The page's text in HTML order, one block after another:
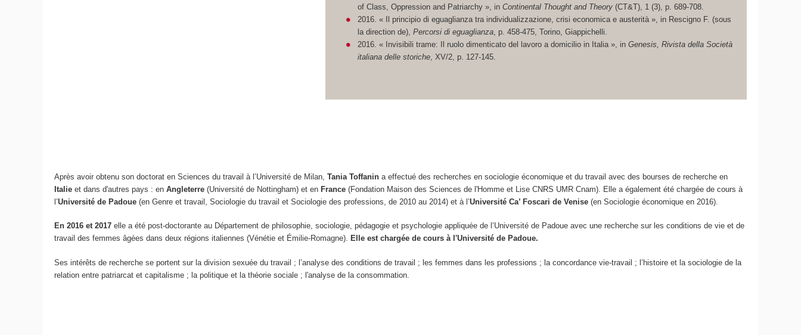
of Class, Oppression and Patriarchy », inContinental Thought and Theory (CT&T), 1 (3), p. 689-708.
2016. « Il principio di eguaglianza tra individualizzazione, crisi economica e austerità », in Rescigno F. (sous
la direction de),Percorsi di eguaglianza, p. 458-475, Torino, Giappichelli.
2016. « Invisibili trame: Il ruolo dimenticato del lavoro a domicilio in Italia », inGenesis, Rivista della Società
italiana delle storiche, XV/2, p. 127-145.
Après avoir obtenu son doctorat en Sciences du travail à l’Université de Milan,Tania Toffanin a effectué des recherches en sociologie économique et du travail avec des bourses de recherche en
Italie et dans d'autres pays : enAngleterre (Université de Nottingham) et enFrance(Fondation Maison des Sciences de l'Homme et Lise CNRS UMR Cnam). Elle a également été chargée de cours à
l’Université de Padoue(en Genre et travail, Sociologie du travail et Sociologie des professions, de 2010 au 2014) et à l’Université Ca’ Foscari de Venise (en Sociologie économique en 2016).
En 2016 et 2017 elle a été post-doctorante au Département de philosophie, sociologie, pédagogie et psychologie appliquée de l’Université de Padoue avec une recherche sur les conditions de vie et de
travail des femmes âgées dans deux régions italiennes (Vénétie et Émilie-Romagne). Elle est chargée de cours à l'Université de Padoue.
Ses intérêts de recherche se portent sur la division sexuée du travail ; l’analyse des conditions de travail ; les femmes dans les professions ; la concordance vie-travail ; l’histoire et la sociologie de la
relation entre patriarcat et capitalisme ; la politique et la théorie sociale ; l'analyse de la consommation.